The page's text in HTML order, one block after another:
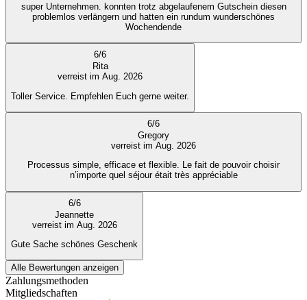
super Unternehmen. konnten trotz abgelaufenem Gutschein diesen
problemlos verlängern und hatten ein rundum wunderschönes
Wochendende
6/6
Rita
verreist im Aug. 2026
Toller Service. Empfehlen Euch gerne weiter.
6/6
Gregory
verreist im Aug. 2026
Processus simple, efficace et flexible. Le fait de pouvoir choisir
n’importe quel séjour était très appréciable
6/6
Jeannette
verreist im Aug. 2026
Gute Sache schönes Geschenk
Alle Bewertungen anzeigen
Zahlungsmethoden
Mitgliedschaften